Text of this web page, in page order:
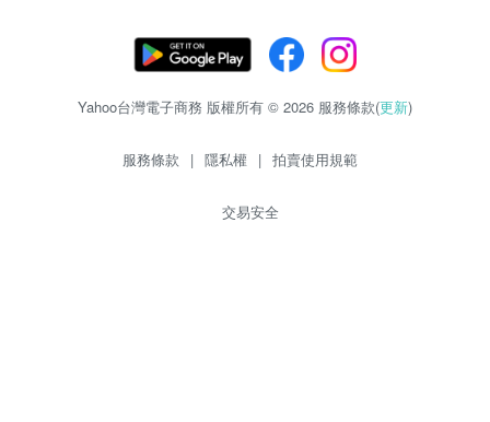
Yahoo台灣電子商務 版權所有 © 2026 服務條款(更新)
服務條款 | 隱私權 | 拍賣使用規範
交易安全